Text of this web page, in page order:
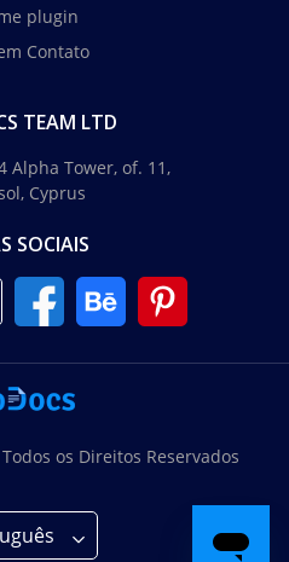
plugin
Contato
TEAM LTD
Alpha Tower, of. 11,
Cyprus
SOCIAIS
os Direitos Reservados